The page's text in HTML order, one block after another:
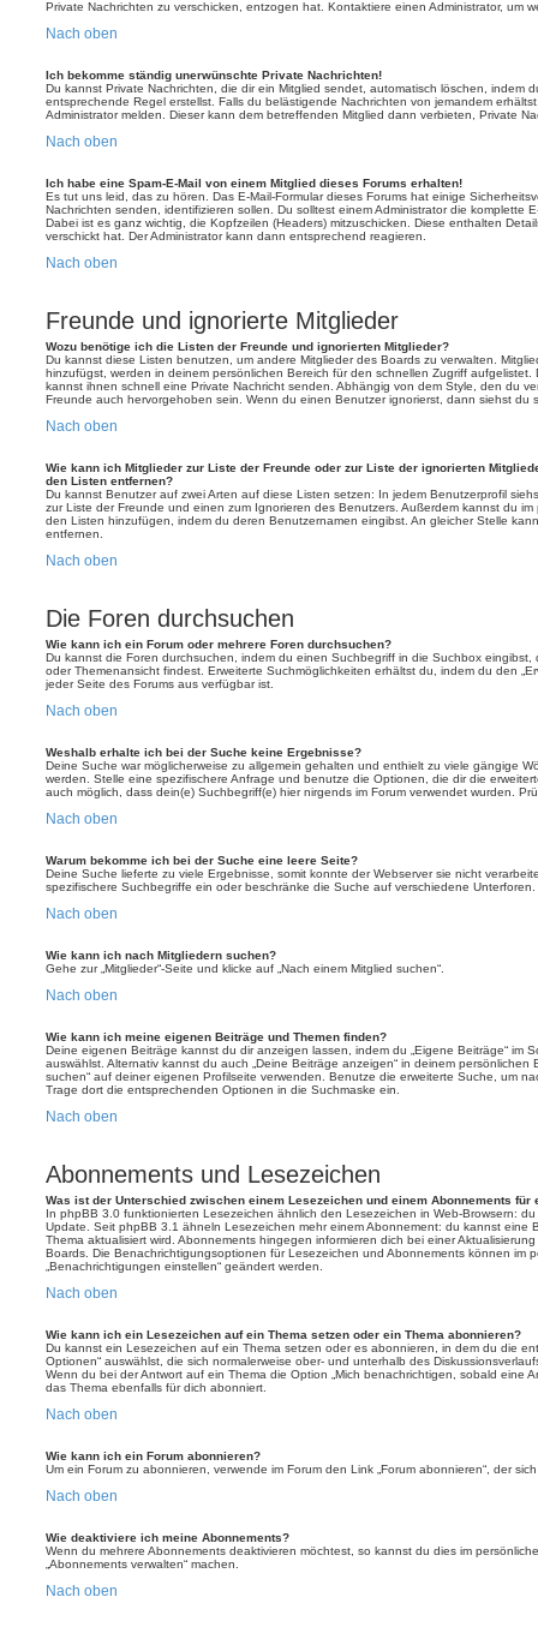
Private Nachrichten zu verschicken, entzogen hat. Kontaktiere einen Administrator, um
Nach oben
Ich bekomme ständig unerwünschte Private Nachrichten!
Du kannst Private Nachrichten, die dir ein Mitglied sendet, automatisch löschen, indem
entsprechende Regel erstellst. Falls du belästigende Nachrichten von jemandem
Administrator melden. Dieser kann dem betreffenden Mitglied dann verbieten, Private
Nach oben
Ich habe eine Spam-E-Mail von einem Mitglied dieses Forums erhalten!
Es tut uns leid, das zu hören. Das E-Mail-Formular dieses Forums hat einige
Nachrichten senden, identifizieren sollen. Du solltest einem Administrator die komplette
Dabei ist es ganz wichtig, die Kopfzeilen (Headers) mitzuschicken. Diese enthalten
verschickt hat. Der Administrator kann dann entsprechend reagieren.
Nach oben
Freunde und ignorierte Mitglieder
Wozu benötige ich die Listen der Freunde und ignorierten Mitglieder?
Du kannst diese Listen benutzen, um andere Mitglieder des Boards zu verwalten.
hinzufügst, werden in deinem persönlichen Bereich für den schnellen Zugriff
kannst ihnen schnell eine Private Nachricht senden. Abhängig von dem Style, den du
Freunde auch hervorgehoben sein. Wenn du einen Benutzer ignorierst, dann siehst du
Nach oben
Wie kann ich Mitglieder zur Liste der Freunde oder zur Liste der ignorierten
den Listen entfernen?
Du kannst Benutzer auf zwei Arten auf diese Listen setzen: In jedem Benutzerprofil
zur Liste der Freunde und einen zum Ignorieren des Benutzers. Außerdem kannst du
den Listen hinzufügen, indem du deren Benutzernamen eingibst. An gleicher Stelle
entfernen.
Nach oben
Die Foren durchsuchen
Wie kann ich ein Forum oder mehrere Foren durchsuchen?
Du kannst die Foren durchsuchen, indem du einen Suchbegriff in die Suchbox eingibst,
oder Themenansicht findest. Erweiterte Suchmöglichkeiten erhältst du, indem du den
jeder Seite des Forums aus verfügbar ist.
Nach oben
Weshalb erhalte ich bei der Suche keine Ergebnisse?
Deine Suche war möglicherweise zu allgemein gehalten und enthielt zu viele gängige
werden. Stelle eine spezifischere Anfrage und benutze die Optionen, die dir die
auch möglich, dass dein(e) Suchbegriff(e) hier nirgends im Forum verwendet wurden.
Nach oben
Warum bekomme ich bei der Suche eine leere Seite?
Deine Suche lieferte zu viele Ergebnisse, somit konnte der Webserver sie nicht
spezifischere Suchbegriffe ein oder beschränke die Suche auf verschiedene Unterforen.
Nach oben
Wie kann ich nach Mitgliedern suchen?
Gehe zur „Mitglieder“-Seite und klicke auf „Nach einem Mitglied suchen“.
Nach oben
Wie kann ich meine eigenen Beiträge und Themen finden?
Deine eigenen Beiträge kannst du dir anzeigen lassen, indem du „Eigene Beiträge“ im
auswählst. Alternativ kannst du auch „Deine Beiträge anzeigen“ in deinem persönlichen
suchen“ auf deiner eigenen Profilseite verwenden. Benutze die erweiterte Suche, um
Trage dort die entsprechenden Optionen in die Suchmaske ein.
Nach oben
Abonnements und Lesezeichen
Was ist der Unterschied zwischen einem Lesezeichen und einem Abonnements für
In phpBB 3.0 funktionierten Lesezeichen ähnlich den Lesezeichen in Web-Browsern:
Update. Seit phpBB 3.1 ähneln Lesezeichen mehr einem Abonnement: du kannst eine
Thema aktualisiert wird. Abonnements hingegen informieren dich bei einer
Boards. Die Benachrichtigungsoptionen für Lesezeichen und Abonnements können im
„Benachrichtigungen einstellen“ geändert werden.
Nach oben
Wie kann ich ein Lesezeichen auf ein Thema setzen oder ein Thema abonnieren?
Du kannst ein Lesezeichen auf ein Thema setzen oder es abonnieren, in dem du die
Optionen“ auswählst, die sich normalerweise ober- und unterhalb des
Wenn du bei der Antwort auf ein Thema die Option „Mich benachrichtigen, sobald eine
das Thema ebenfalls für dich abonniert.
Nach oben
Wie kann ich ein Forum abonnieren?
Um ein Forum zu abonnieren, verwende im Forum den Link „Forum abonnieren“, der
Nach oben
Wie deaktiviere ich meine Abonnements?
Wenn du mehrere Abonnements deaktivieren möchtest, so kannst du dies im
„Abonnements verwalten“ machen.
Nach oben